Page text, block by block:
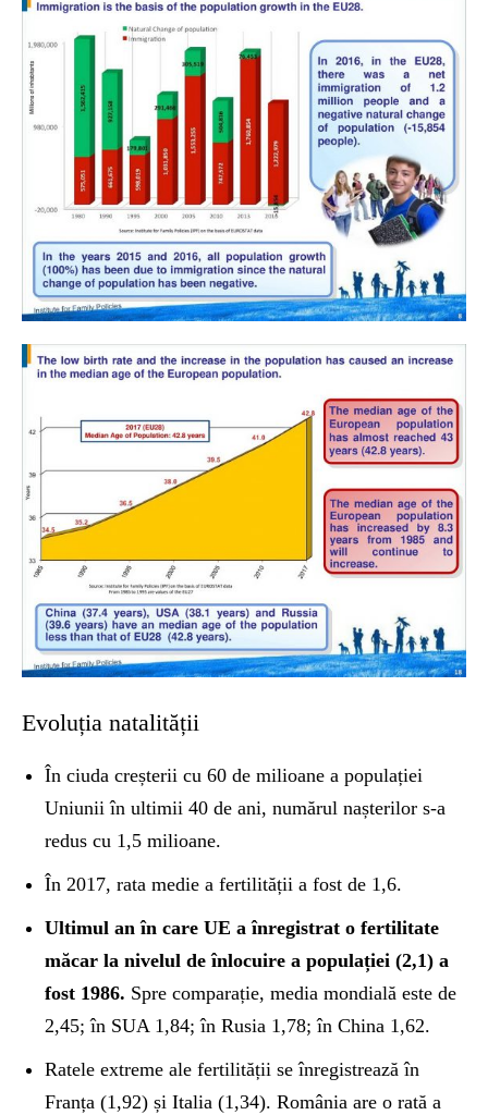
Evoluția natalității
În ciuda creșterii cu 60 de milioane a populației
Uniunii în ultimii 40 de ani, numărul nașterilor s-a
redus cu 1,5 milioane.
În 2017, rata medie a fertilității a fost de 1,6.
Ultimul an în care UE a înregistrat o fertilitate
măcar la nivelul de înlocuire a populației (2,1) a
fost 1986. Spre comparație, media mondială este de
2,45; în SUA 1,84; în Rusia 1,78; în China 1,62.
Ratele extreme ale fertilității se înregistrează în
Franța (1,92) și Italia (1,34). România are o rată a